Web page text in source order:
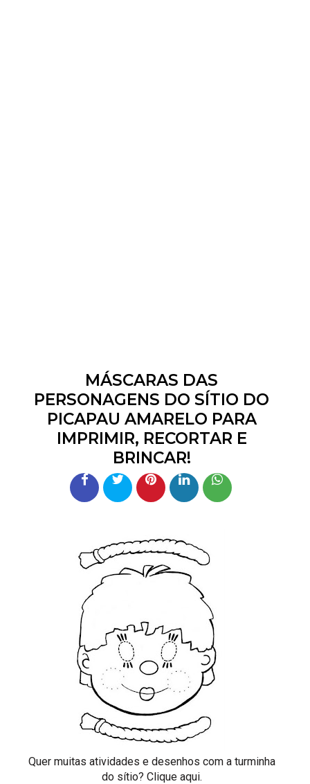
MÁSCARAS DAS
PERSONAGENS DO SÍTIO DO
PICAPAU AMARELO PARA
IMPRIMIR, RECORTAR E
BRINCAR!
Quer muitas atividades e desenhos com a turminha
do sítio? Clique aqui.